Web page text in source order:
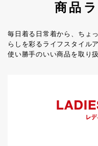
商品
毎日着る日常着から、ちょ
らしを彩るライフスタイル
使い勝手のいい商品を取り